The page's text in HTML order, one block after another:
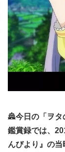
🏯今日の「ヲタ
鑑賞録では、
んびより』 の当